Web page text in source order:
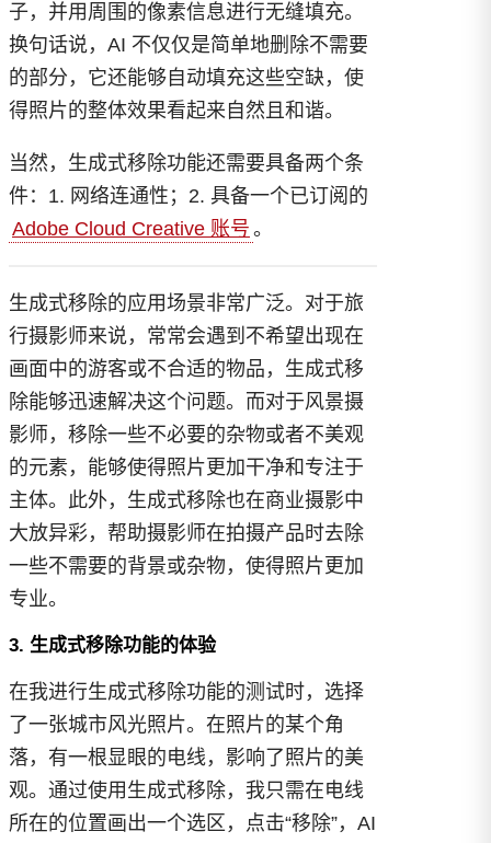
子，并用周围的像素信息进行无缝填充。
换句话说，AI 不仅仅是简单地删除不需要
的部分，它还能够自动填充这些空缺，使
得照片的整体效果看起来自然且和谐。
当然，生成式移除功能还需要具备两个条
件：1. 网络连通性；2. 具备一个已订阅的
Adobe Cloud Creative 账号 。
生成式移除的应用场景非常广泛。对于旅
行摄影师来说，常常会遇到不希望出现在
画面中的游客或不合适的物品，生成式移
除能够迅速解决这个问题。而对于风景摄
影师，移除一些不必要的杂物或者不美观
的元素，能够使得照片更加干净和专注于
主体。此外，生成式移除也在商业摄影中
大放异彩，帮助摄影师在拍摄产品时去除
一些不需要的背景或杂物，使得照片更加
专业。
3. 生成式移除功能的体验
在我进行生成式移除功能的测试时，选择
了一张城市风光照片。在照片的某个角
落，有一根显眼的电线，影响了照片的美
观。通过使用生成式移除，我只需在电线
所在的位置画出一个选区，点击“移除”，AI